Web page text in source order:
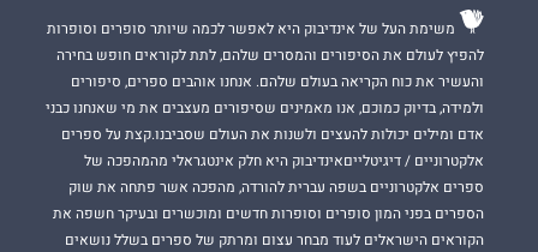
משימת העל של אינדיבוק היא לאפשר לכמה שיותר סופרים וסופרות
להפיץ לעולם את הסיפורים והמסרים שלהם, לתת לקוראים חופש בחירה
והעשיר את כוח הקריאה בעולם שלהם. אנחנו אוהבים ספרים, סיפורים
ולמידה, בדיוק כמוכם, אנו מאמינים שסיפורים מעצבים את מי שאנחנו כבני
אדם ומילים יכולות להעצים ולשנות את העולם שסביבנו.קצת על ספרים
אלקטרוניים / דיגיטלייםאינדיבוק היא חלק אינטגראלי מהמהפכה של
ספרים אלקטרוניים בשפה עברית להורדה, מהפכה אשר פתחה את שוק
הספרים בפני המון סופרים וסופרות חדשים ומוכשרים ובעיקר חשפה את
הקוראים הישראלים לעוד מבחר עצום ומרתק של ספרים בשלל נושאים